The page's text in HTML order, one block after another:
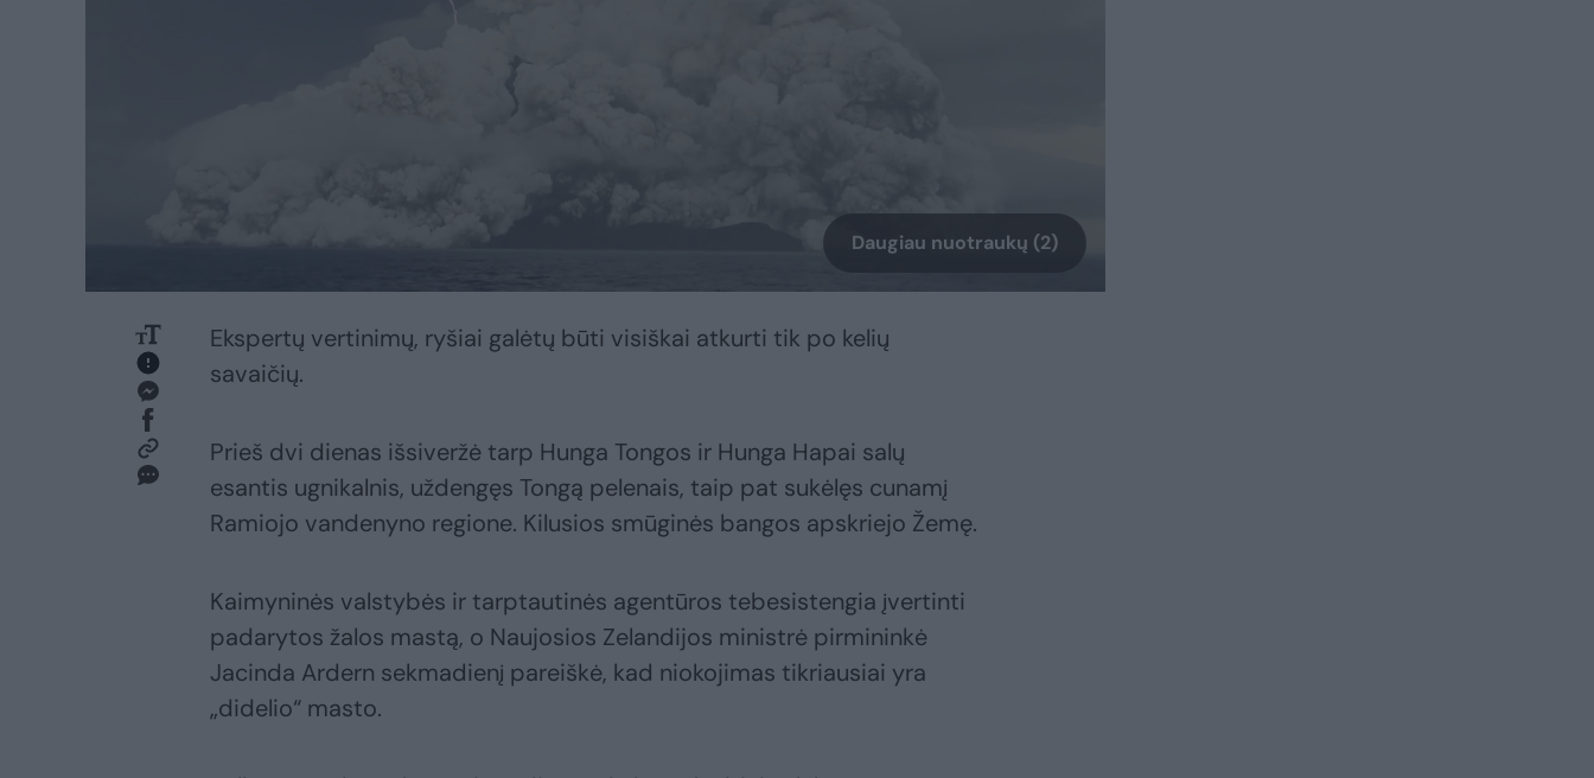
Daugiau nuotraukų (2)
Ekspertų vertinimų, ryšiai galėtų būti visiškai atkurti tik po kelių
savaičių.
Prieš dvi dienas išsiveržė tarp Hunga Tongos ir Hunga Hapai salų
esantis ugnikalnis, uždengęs Tongą pelenais, taip pat sukėlęs cunamį
Ramiojo vandenyno regione. Kilusios smūginės bangos apskriejo Žemę.
Kaimyninės valstybės ir tarptautinės agentūros tebesistengia įvertinti
padarytos žalos mastą, o Naujosios Zelandijos ministrė pirmininkė
Jacinda Ardern sekmadienį pareiškė, kad niokojimas tikriausiai yra
„didelio“ masto.